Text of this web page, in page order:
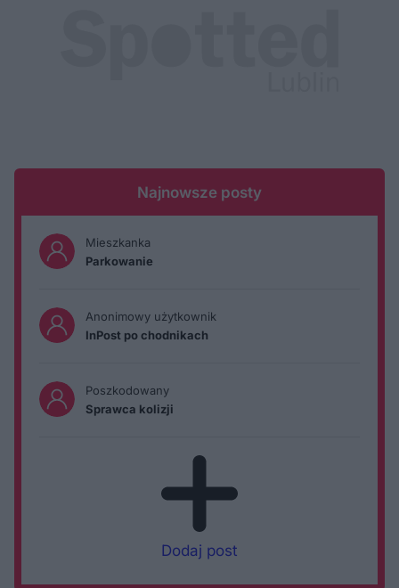
Najnowsze posty
Mieszkanka
Parkowanie
Anonimowy użytkownik
InPost po chodnikach
Poszkodowany
Sprawca kolizji
Dodaj post